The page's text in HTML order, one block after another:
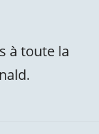
à toute la